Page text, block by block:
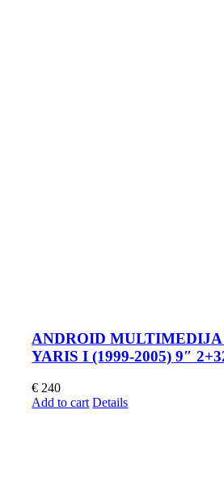
ANDROID
YARIS I (1999-2005) 9″
€ 240
Add to cart Details